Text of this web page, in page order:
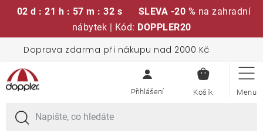
02 d : 21 h : 57 m : 32 s SLEVA -20 % na zahradní
nábytek | Kód: DOPPLER20
obsah
Doprava zdarma při nákupu nad 2000 Kč
KOŠÍK
Sedací soupravy
Slunečníky
Křesla a židle